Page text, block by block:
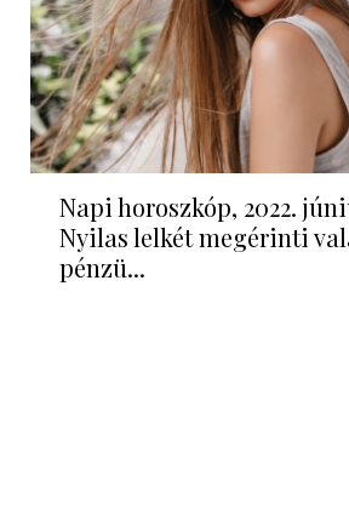
Napi horoszkóp, 2022.
Nyilas lelkét megérinti
pénzü...